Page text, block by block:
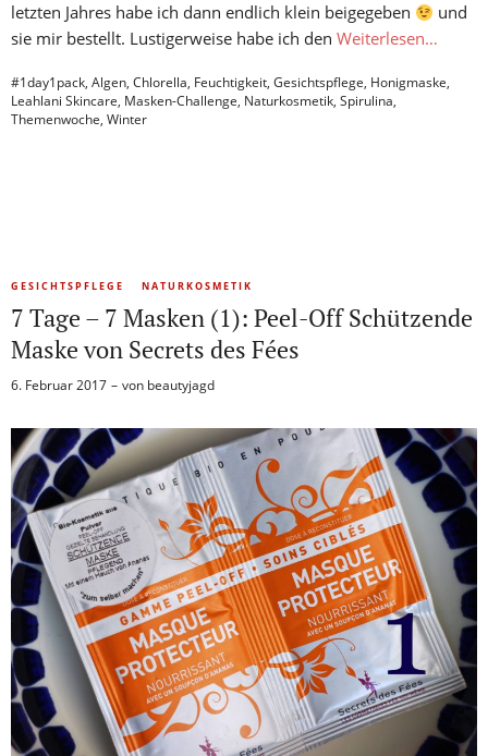
letzten Jahres habe ich dann endlich klein beigegeben
und
sie mir bestellt. Lustigerweise habe ich den Weiterlesen…
#1day1pack, Algen, Chlorella, Feuchtigkeit, Gesichtspflege, Honigmaske,
Leahlani Skincare, Masken-Challenge, Naturkosmetik, Spirulina,
Themenwoche, Winter
GESICHTSPFLEGE NATURKOSMETIK
7 Tage – 7 Masken (1): Peel-Off Schützende
Maske von Secrets des Fées
6. Februar 2017 von beautyjagd